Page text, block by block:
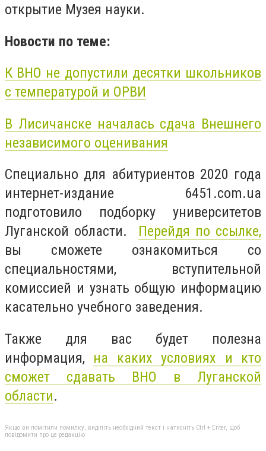
открытие Музея науки.
Новости по теме:
К ВНО не допустили десятки школьников
с температурой и ОРВИ
В Лисичанске началась сдача Внешнего
независимого оценивания
Специально для абитуриентов 2020 года
интернет-издание 6451.com.ua
подготовило подборку университетов
Луганской области. Перейдя по ссылке,
вы сможете ознакомиться со
специальностями, вступительной
комиссией и узнать общую информацию
касательно учебного заведения.
Также для вас будет полезна
информация, на каких условиях и кто
сможет сдавать ВНО в Луганской
области.
Якщо ви помітили помилку, виділіть необхідний текст і натисніть Ctrl + Enter, щоб
повідомити про це редакцію